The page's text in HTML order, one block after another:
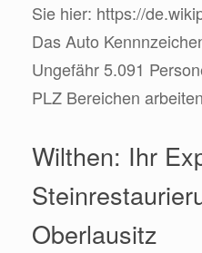
Sie hier: https://
Das Auto
Ungefähr 5.091
PLZ Bereichen
Wilthen: Ihr
Oberlausitz